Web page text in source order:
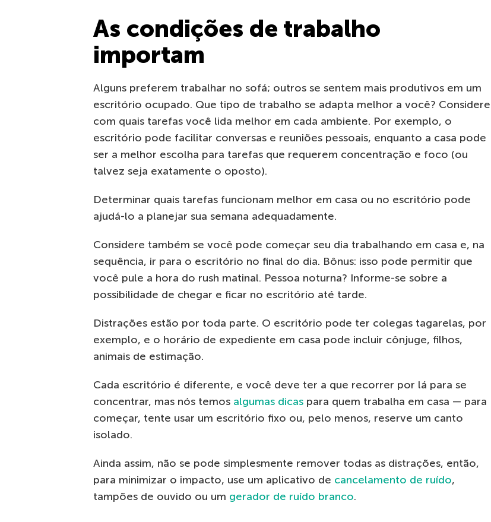
As condições de trabalho
importam
Alguns preferem trabalhar no sofá; outros se sentem mais produtivos em um
escritório ocupado. Que tipo de trabalho se adapta melhor a você? Considere
com quais tarefas você lida melhor em cada ambiente. Por exemplo, o
escritório pode facilitar conversas e reuniões pessoais, enquanto a casa pode
ser a melhor escolha para tarefas que requerem concentração e foco (ou
talvez seja exatamente o oposto).
Determinar quais tarefas funcionam melhor em casa ou no escritório pode
ajudá-lo a planejar sua semana adequadamente.
Considere também se você pode começar seu dia trabalhando em casa e, na
sequência, ir para o escritório no final do dia. Bônus: isso pode permitir que
você pule a hora do rush matinal. Pessoa noturna? Informe-se sobre a
possibilidade de chegar e ficar no escritório até tarde.
Distrações estão por toda parte. O escritório pode ter colegas tagarelas, por
exemplo, e o horário de expediente em casa pode incluir cônjuge, filhos,
animais de estimação.
Cada escritório é diferente, e você deve ter a que recorrer por lá para se
concentrar, mas nós temos algumas dicas para quem trabalha em casa — para
começar, tente usar um escritório fixo ou, pelo menos, reserve um canto
isolado.
Ainda assim, não se pode simplesmente remover todas as distrações, então,
para minimizar o impacto, use um aplicativo de cancelamento de ruído,
tampões de ouvido ou um gerador de ruído branco.